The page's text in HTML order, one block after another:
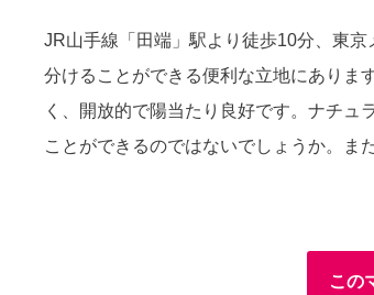
JR山手線「田端」駅より徒歩10分、東
分けることができる便利な立地にありま
く、開放的で陽当たり良好です。ナチュ
ことができるのではないでしょうか。ま
この